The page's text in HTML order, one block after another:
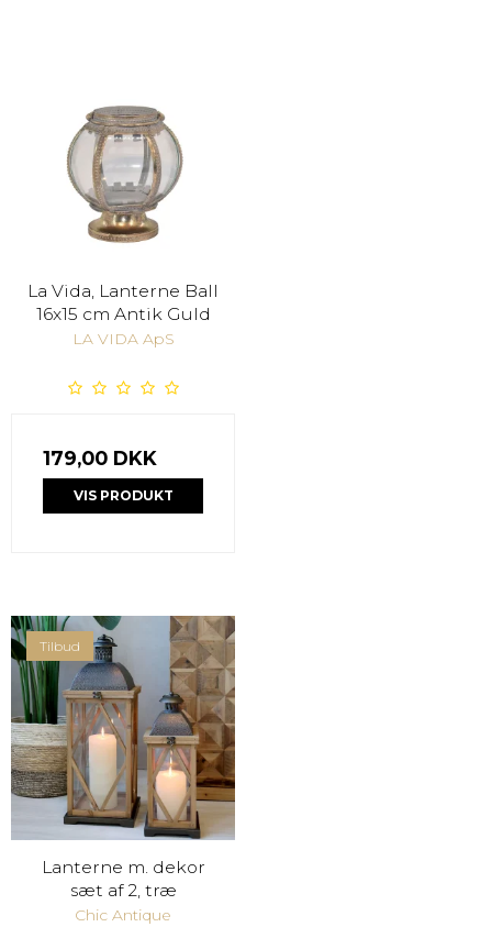
La Vida, Lanterne Ball
16x15 cm Antik Guld
LA VIDA ApS
179,00 DKK
VIS PRODUKT
Tilbud
Lanterne m. dekor
sæt af 2, træ
Chic Antique